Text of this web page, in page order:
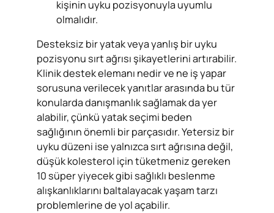
kişinin uyku pozisyonuyla uyumlu
olmalıdır.
Desteksiz bir yatak veya yanlış bir uyku
pozisyonu sırt ağrısı şikayetlerini artırabilir.
Klinik destek elemanı nedir ve ne iş yapar
sorusuna verilecek yanıtlar arasında bu tür
konularda danışmanlık sağlamak da yer
alabilir, çünkü yatak seçimi beden
sağlığının önemli bir parçasıdır. Yetersiz bir
uyku düzeni ise yalnızca sırt ağrısına değil,
düşük kolesterol için tüketmeniz gereken
10 süper yiyecek gibi sağlıklı beslenme
alışkanlıklarını baltalayacak yaşam tarzı
problemlerine de yol açabilir.